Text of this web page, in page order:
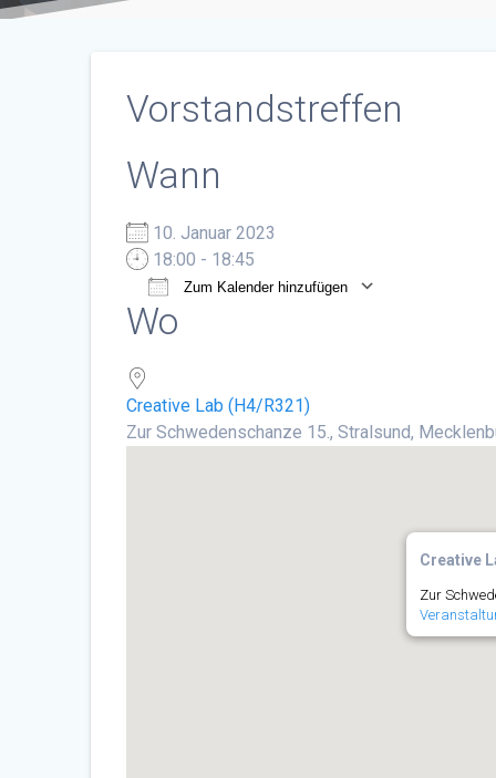
Vorstandstreffen
Wann
10. Januar 2023
18:00 - 18:45
Zum Kalender hinzufügen
ICS herunterladen
Wo
Creative Lab (H4/R321)
Zur Schwedenschanze 15., Stralsund,
Creative
Zur